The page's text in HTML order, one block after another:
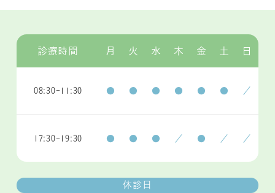
診療時間 月 火 水 木 金 土 日
08:30-11:30 ● ● ● ● ● ● ／
17:30-19:30 ● ● ● ／ ● ／ ／
休診日